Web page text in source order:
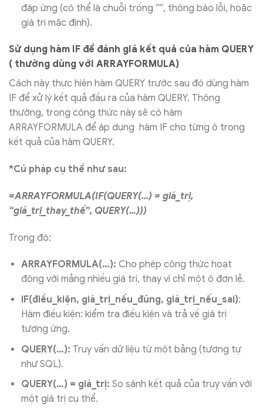
đáp ứng (có thể là chuỗi trống “”, thông báo lỗi, hoặc
giá trị mặc định).
Sử dụng hàm IF để đánh giá kết quả của hàm QUERY
( thường dùng với ARRAYFORMULA)
Cách này thực hiện hàm QUERY trước sau đó dùng hàm
IF để xử lý kết quả đầu ra của hàm QUERY. Thông
thường, trong công thức này sẽ có hàm
ARRAYFORMULA để áp dụng hàm IF cho từng ô trong
kết quả của hàm QUERY.
*Cú pháp cụ thể như sau:
=ARRAYFORMULA(IF(QUERY(…) = giá_trị,
“giá_trị_thay_thế”, QUERY(…)))
Trong đó:
ARRAYFORMULA(…): Cho phép công thức hoạt
động với mảng nhiều giá trị, thay vì chỉ một ô đơn lẻ.
IF(điều_kiện, giá_trị_nếu_đúng, giá_trị_nếu_sai):
Hàm điều kiện: kiểm tra điều kiện và trả về giá trị
tương ứng.
QUERY(…): Truy vấn dữ liệu từ một bảng (tương tự
như SQL).
QUERY(…) = giá_trị: So sánh kết quả của truy vấn với
một giá trị cụ thể.